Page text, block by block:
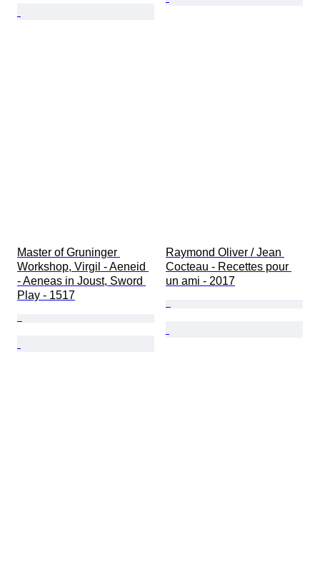
Master of Gruninger
Workshop, Virgil - Aeneid
- Aeneas in Joust, Sword
Play - 1517
Raymond Oliver / Jean
Cocteau - Recettes pour
un ami - 2017